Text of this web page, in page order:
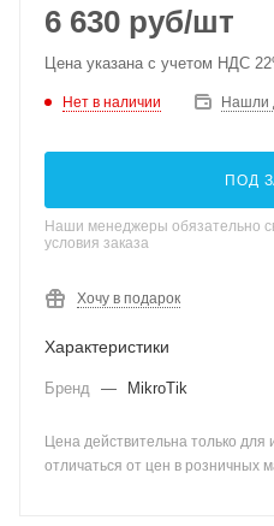
6 630 руб/шт
Цена указана с учетом НДС
Нет в наличии Нашли
ПОД
Наши менеджеры обязательно
условия заказа
Хочу в подарок
Характеристики
Бренд — MikroTik
Цена действительна только
отличаться от цен в розничных